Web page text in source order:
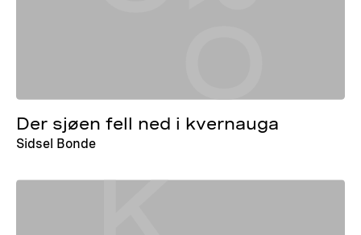
Der sjøen fell ned i kvernauga
Sidsel Bonde